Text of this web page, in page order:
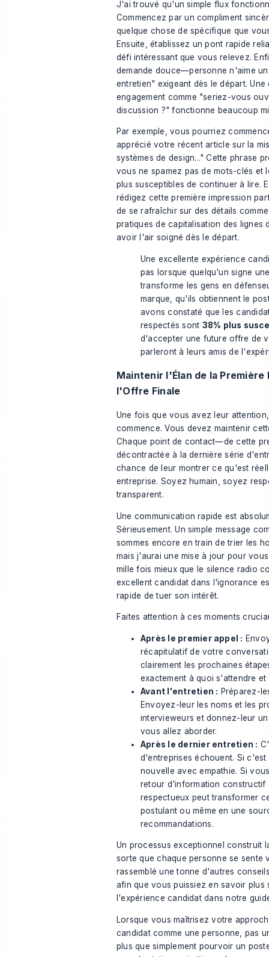
J'ai trouvé qu'un simple flux
Commencez par un compliment
quelque chose de spécifique que
Ensuite, établissez un pont rapide
défi intéressant que vous relevez.
demande douce—personne n'aime
entretien" exigeant dès le départ. Une
engagement comme "seriez-vous
discussion ?" fonctionne beaucoup
Par exemple, vous pourriez
apprécié votre récent article sur la
systèmes de design..." Cette phrase
vous ne spamez pas de mots-clés et
plus susceptibles de continuer à lire.
rédigez cette première impression
de se rafraîchir sur des détails
pratiques de capitalisation des lignes
avoir l'air soigné dès le départ.
Une excellente expérience
pas lorsque quelqu'un signe
transforme les gens en
marque, qu'ils obtiennent le
avons constaté que les
respectés sont 38% plus
d'accepter une future offre de
parleront à leurs amis de
Maintenir l'Élan de la Première
l'Offre Finale
Une fois que vous avez leur
commence. Vous devez maintenir
Chaque point de contact—de cette
décontractée à la dernière série
chance de leur montrer ce qu'est
entreprise. Soyez humain, soyez
transparent.
Une communication rapide est
Sérieusement. Un simple message
sommes encore en train de trier les
mais j'aurai une mise à jour pour
mille fois mieux que le silence radio
excellent candidat dans l'ignorance
rapide de tuer son intérêt.
Faites attention à ces moments
Après le premier appel :
récapitulatif de votre
clairement les prochaines
exactement à quoi s'attendre et
Avant l'entretien : Préparez-
Envoyez-leur les noms et les
intervieweurs et donnez-leur
vous allez aborder.
Après le dernier entretien :
d'entreprises échouent. Si
nouvelle avec empathie. Si
retour d'information constructif
respectueux peut transformer
postulant ou même en une
recommandations.
Un processus exceptionnel construit
sorte que chaque personne se sente
rassemblé une tonne d'autres
afin que vous puissiezen savoir plus
l'expérience candidatdans notre
Lorsque vous maîtrisez votre
candidat comme une personne, pas
plus que simplement pourvoir un